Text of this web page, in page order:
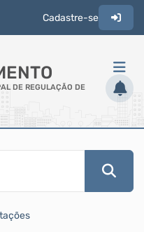
Cadastre-se
DE REGULAÇÃO DE